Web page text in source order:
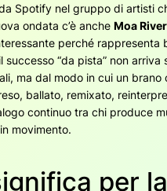
Spotify nel gruppo di artisti
ondata c’è anche Moa
perché rappresenta
“da pista” non arriva
ma dal modo in cui un brano
ballato, remixato,
continuo tra chi produce
movimento.
per la